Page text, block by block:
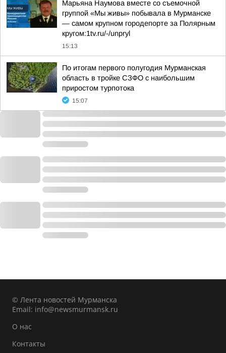
Марьяна Наумова вместе со съемочной
группой «Мы живы» побывала в Мурманске
— самом крупном городепорте за Полярным
кругом:1tv.ru/-/unpryl
15:13
По итогам первого полугодия Мурманская
область в тройке СЗФО с наибольшим
приростом турпотока
15:07
© Лента новостей Мурманска
Email: info@newsmurmansk.ru
О нас
Контакты